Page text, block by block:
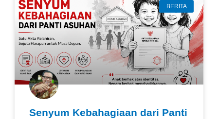
BERITA
Senyum Kebahagiaan dari Panti